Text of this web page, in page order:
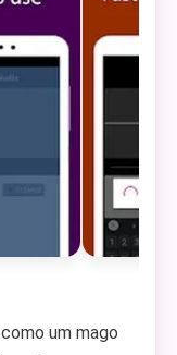
um mago